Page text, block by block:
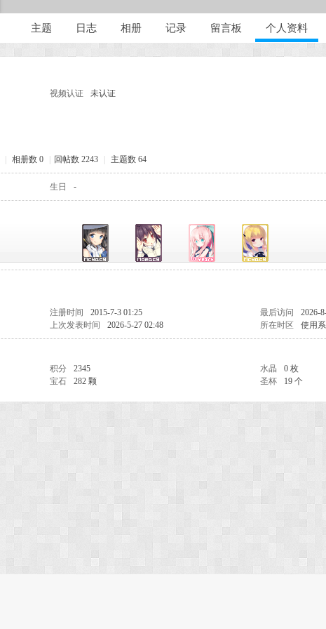
主题 日志 相册 记录 留言板 个人资料
视频认证 未认证
相册数 0 回帖数 2243 主题数 64
生日 -
注册时间 2015-7-3 01:25 最后访问
2026-
上次发表时间 2026-5-27 02:48 所在时区 使用
积分 2345 水晶
0 枚
宝石 282 颗 圣杯 19 个